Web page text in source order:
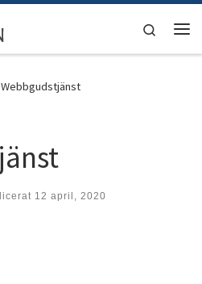
Search
Webbgudstjänst
12 april, 2020